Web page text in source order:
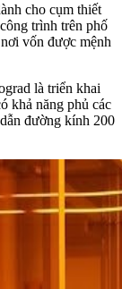
cho cụm thiết
trình trên phố
vốn được mệnh
là triển khai
khả năng phủ các
đường kính 200